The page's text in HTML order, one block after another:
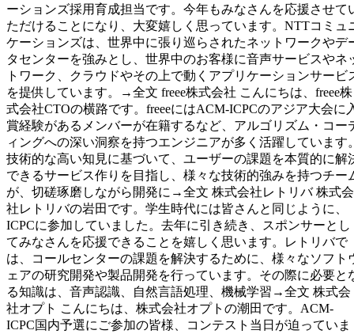
ーションズ採用育成担当です。今年もみなさんを応援させて
ただけることになり、大変嬉しく思っています。NTTコミュ
ケーションズは、世界中に張り巡らされたネットワークやデ
タセンターを強みとし、世界中のお客様に音声サービスやネ
トワーク、クラウドやその上で動くアプリケーションサービ
を提供しています。→全文 freee株式会社 こんにちは、freee株
式会社CTOの横路です。freeeにはACM-ICPCのアジア大会に
賞経験があるメンバーが在籍するなど、アルゴリズム・コー
ィングへの深い洞察を持つエンジニアが多く活躍しています
技術的な高い知見に基づいて、ユーザーの課題を本質的に解
できるサービス作りを目指し、様々な技術的強みを持つチー
が、切磋琢磨しながら開発に→全文 株式会社レトリバ 株式会
社レトリバの岩田です。学生時代には皆さんと同じように、
ICPCに参加していました。去年に引き続き、スポンサーとし
てみなさんを応援できることを嬉しく思います。レトリバで
は、コールセンターの課題を解決するために、様々なソフト
ェアの研究開発や製品開発を行っています。その際に必要と
る知識は、音声認識、自然言語処理、機械学習→全文 株式会
社オプト こんにちは、株式会社オプトの潮田です。ACM-
ICPC国内予選にご参加の皆様、コンテスト当日が迫っていま